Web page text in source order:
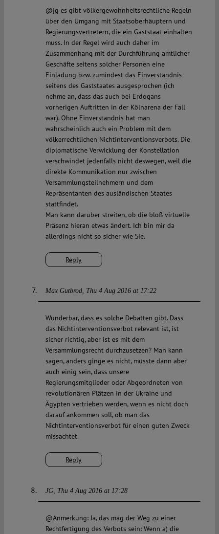
Reply
@jg es gibt völkergewohnheitsrechtliche Regeln
über den Umgang mit Staatsoberhäuptern und
Regierungsvertretern, die ein Gaststaat einhalten
muss. In der Regel wird auch daher im
Zusammenhang mit der Durchführung amtlicher
Geschäfte seitens solcher Personen eine
Einladung bzw. zumindest das Einverständnis
seitens des Gaststaates ausgesprochen (ich
nehme an, dass das auch bei Erdogans
vorherigen Auftritten in der Kölnarena der Fall
war). Ohne Einverständnis hat man
wahrscheinlich auch ein Problem mit dem
völkerrechtlichen Nichtinterventionsverbots. Die
diplomatische Verwicklung der Konstellation
verschwindet jedenfalls nicht deswegen, weil die
direkte Kommunikation nur zwischen
Versammlungsteilnehmern und dem
Repräsentanten des ausländischen Staates
stattfindet.
Man kann darüber streiten, ob die bloß virtuelle
Präsenz hieran etwas ändert. Ich bin mir da
allerdings nicht so sicher wie Sie.
Max Gutbrod Thu 4 Aug 2016 at 17:22
Reply
Wunderbar, dass es solche Debatten gibt. Dass
das Nichtinterventionsverbot relevant ist, ist
sicher richtig, aber ist es mit dem
Versammlungsrecht durchzusetzen? Man kann
sagen, anders ginge es nicht, müsste dann aber
auch einig sein, dass unsere
Regierungsmitglieder oder Abgeordneten von
revolutionären Plätzen in der Ukraine und
Ägypten vertrieben werden, wenn es nicht doch
darauf ankommen soll, ob man das
Nichtinterventionsverbot für einen guten Zweck
missachtet.
JG Thu 4 Aug 2016 at 17:28
@Anmerkung: Ja, das mag der Weg zu einer
Rechtfertigung des Verbots sein: Wenn a) die